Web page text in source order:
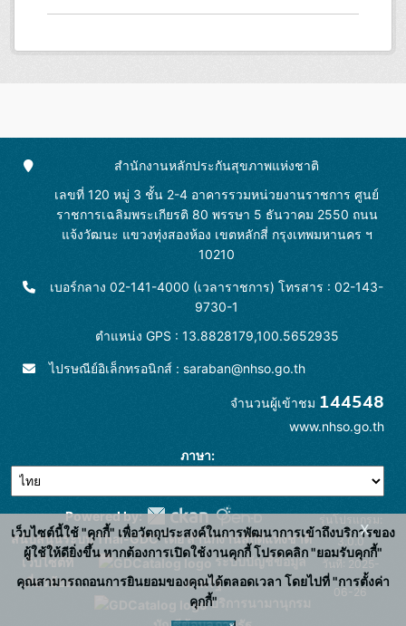
สำนักงานหลักประกันสุขภาพแห่งชาติ
เลขที่ 120 หมู่ 3 ชั้น 2-4 อาคารรวมหน่วยงานราชการ ศูนย์
ราชการเฉลิมพระเกียรติ 80 พรรษา 5 ธันวาคม 2550 ถนน
แจ้งวัฒนะ แขวงทุ่งสองห้อง เขตหลักสี่ กรุงเทพมหานคร ฯ
10210
เบอร์กลาง 02-141-4000 (เวลาราชการ) โทรสาร : 02-143-
9730-1
ตำแหน่ง GPS : 13.8828179,100.5652935
ไปรษณีย์อิเล็กทรอนิกส์ : saraban@nhso.go.th
จำนวนผู้เข้าชม 144548
www.nhso.go.th
ภาษา
Powered by:
สนับสนุนระบบ Thai-GDC โดย สำนักงานสถิติแห่งชาติ
เว็บไซต์ที่
เกี่ยวข้อง:
ระบบบัญชีข้อมูล
ภาครัฐ
บริการนามานุกรม
รุ่นโปรแกรม:
3.0.0
วันที่: 2025-
06-26
เว็บไซต์นี้ใช้ "คุกกี้" เพื่อวัตถุประสงค์ในการพัฒนาการเข้าถึงบริการของ
ผู้ใช้ให้ดียิ่งขึ้น หากต้องการเปิดใช้งานคุกกี้ โปรดคลิก "ยอมรับคุกกี้"
คุณสามารถถอนการยินยอมของคุณได้ตลอดเวลา โดยไปที่ "การตั้งค่า
คุกกี้"
x